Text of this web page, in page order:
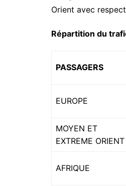
Orient avec
Répartition du
PASSAGERS
EUROPE
MOYEN ET
EXTREME ORIENT
AFRIQUE